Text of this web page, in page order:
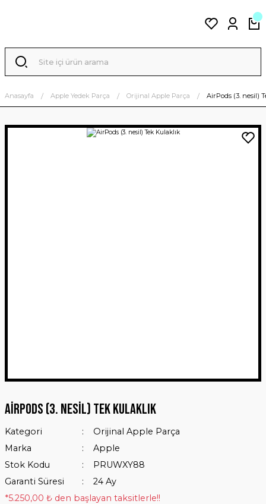
Anasayfa Apple Yedek Parça Orijinal Apple Parça AirPods (3. nesil)
AirPods (3. nesil) Tek Kulaklık
Kategori
Orijinal Apple Parça
Marka
Apple
Stok Kodu
PRUWXY88
Garanti Süresi
24 Ay
*5.250,00 ₺ den başlayan taksitlerle!!